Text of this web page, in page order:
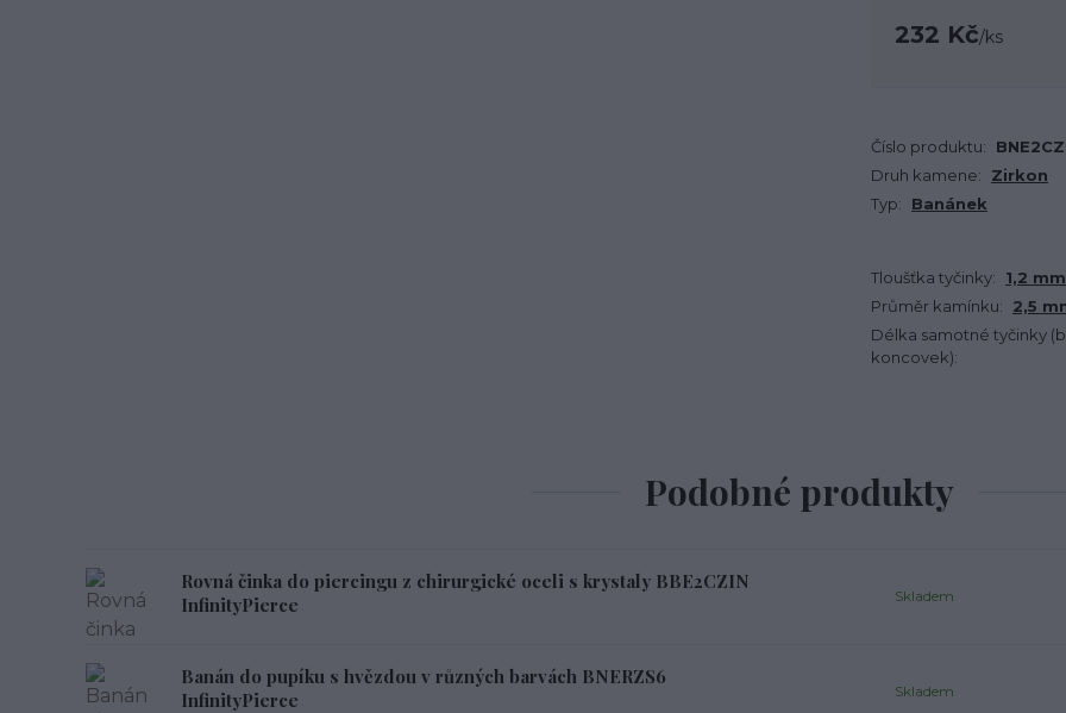
232 Kč/ks
Číslo produktu:
Druh kamene:
Zirkon
Typ:
Banánek
Tloušťka tyčinky:
1,2 mm
Průměr kamínku:
2,5
Délka samotné tyčinky
koncovek):
Podobné produkty
Rovná činka do piercingu z chirurgické oceli s krystaly BBE2CZIN
InfinityPierce
Skladem
Banán do pupíku s hvězdou v různých barvách BNERZS6
InfinityPierce
Skladem